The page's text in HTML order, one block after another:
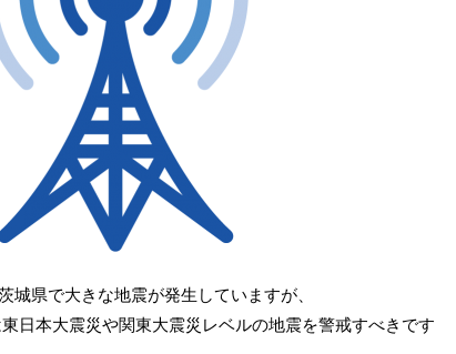
城県で大きな地震が発生していますが、
日本大震災や関東大震災レベルの地震を警戒すべきです